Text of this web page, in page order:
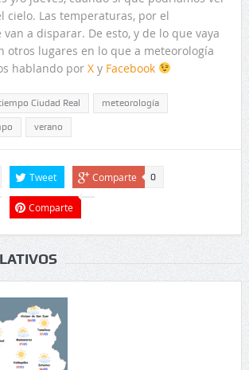
cielo. Las temperaturas, por el
van a disparar. De esto, y de lo que vaya
otros lugares en lo que a meteorología
hablando por Xy Facebook
Ciudad Real meteorología
verano
Tweet Comparte 0
Comparte